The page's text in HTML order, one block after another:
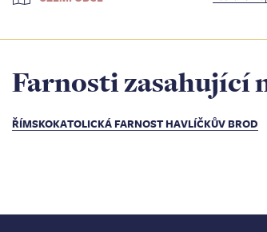
Farnosti zasahující
ŘÍMSKOKATOLICKÁ FARNOST HAVLÍČKŮV BROD